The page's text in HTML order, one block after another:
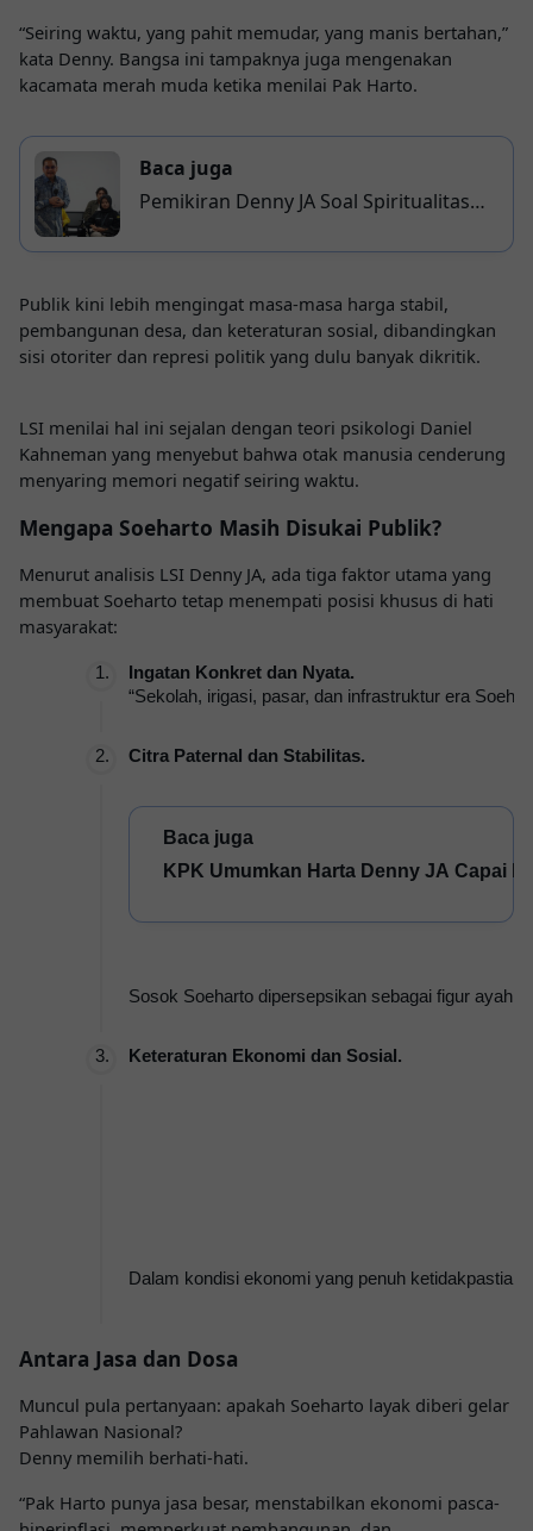
“Seiring waktu, yang pahit memudar, yang manis bertahan,”
kata Denny. Bangsa ini tampaknya juga mengenakan
kacamata merah muda ketika menilai Pak Harto.
Baca juga
Pemikiran Denny JA Soal Spiritualitas
Publik kini lebih mengingat masa-masa harga stabil,
pembangunan desa, dan keteraturan sosial, dibandingkan
sisi otoriter dan represi politik yang dulu banyak dikritik.
LSI menilai hal ini sejalan dengan teori psikologi Daniel
Kahneman yang menyebut bahwa otak manusia cenderung
menyaring memori negatif seiring waktu.
Mengapa Soeharto Masih Disukai Publik?
Menurut analisis LSI Denny JA, ada tiga faktor utama yang
membuat Soeharto tetap menempati posisi khusus di hati
masyarakat:
Ingatan Konkret dan Nyata.
“Sekolah, irigasi, pasar, dan infrastruktur era
Citra Paternal dan Stabilitas.
Baca juga
KPK Umumkan Harta Denny JA Capai
Sosok Soeharto dipersepsikan sebagai figur ayah
Keteraturan Ekonomi dan Sosial.
Dalam kondisi ekonomi yang penuh
Antara Jasa dan Dosa
Muncul pula pertanyaan: apakah Soeharto layak diberi gelar
Pahlawan Nasional?
Denny memilih berhati-hati.
“Pak Harto punya jasa besar, menstabilkan ekonomi pasca-